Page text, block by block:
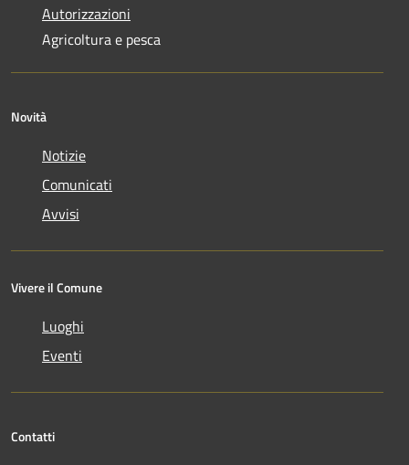
Autorizzazioni
Agricoltura e pesca
Novità
Notizie
Comunicati
Avvisi
Vivere il Comune
Luoghi
Eventi
Contatti